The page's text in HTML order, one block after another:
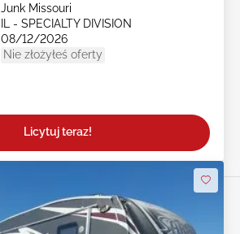
Junk Missouri
IL - SPECIALTY DIVISION
08/12/2026
Nie złożyłeś oferty
Licytuj teraz!